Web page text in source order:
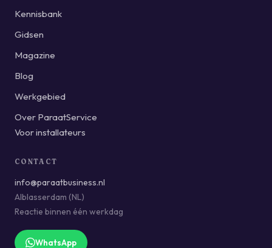
Kennisbank
Gidsen
Magazine
Blog
Werkgebied
Over ParaatService
Voor installateurs
CONTACT
info@paraatbusiness.nl
Alblasserdam (NL)
Reactie binnen één werkdag
WhatsApp